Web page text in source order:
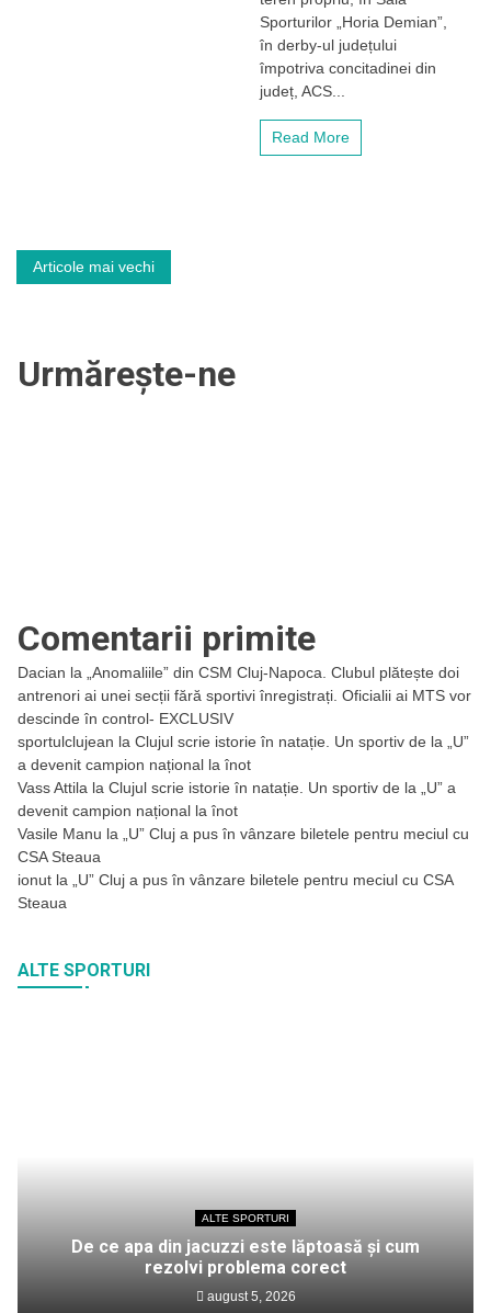
ACS
Volei
Turda.
Alb-
Sporturilor „Horia Demian”,
în derby-ul județului
împotriva concitadinei din
județ, ACS...
Read More
Navigare
articole
Articole mai vechi
Urmărește-ne
Comentarii primite
Dacian la
„Anomaliile” din CSM Cluj-Napoca. Clubul plătește doi
antrenori ai unei secții fără sportivi înregistrați. Oficialii ai MTS vor
descinde în control- EXCLUSIV
sportulclujean la Clujul scrie istorie în natație. Un sportiv de la „U”
a devenit campion național la înot
Vass Attila la Clujul scrie istorie în natație. Un sportiv de la „U” a
devenit campion național la înot
Vasile Manu la
„U” Cluj a pus în vânzare biletele pentru meciul cu
CSA Steaua
ionut la
„U” Cluj a pus în vânzare biletele pentru meciul cu CSA
Steaua
ALTE SPORTURI
ALTE SPORTURI
De ce apa din jacuzzi este lăptoasă și cum
rezolvi problema corect
august 5, 2026